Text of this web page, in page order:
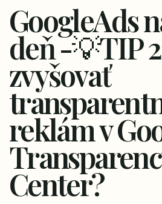
GoogleAds
deň -💡TIP
zvyšovať
reklám v
Center?